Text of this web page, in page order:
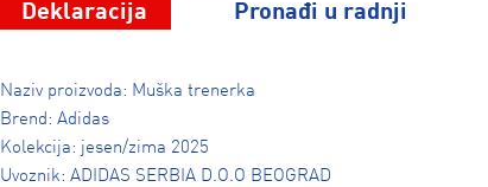
Deklaracija Pronađi u radnji
Naziv proizvoda: Muška trenerka
Brend: Adidas
Kolekcija: jesen/zima 2025
Uvoznik: ADIDAS SERBIA D.O.O BEOGRAD